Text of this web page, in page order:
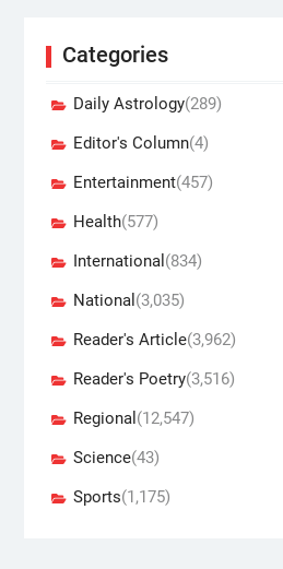
Categories
Daily Astrology(289)
Editor's Column(4)
Entertainment(457)
Health(577)
International (834)
National (3,035)
Reader's Article(3,962)
Reader's Poetry(3,516)
Regional (12,547)
Science(43)
Sports(1,175)